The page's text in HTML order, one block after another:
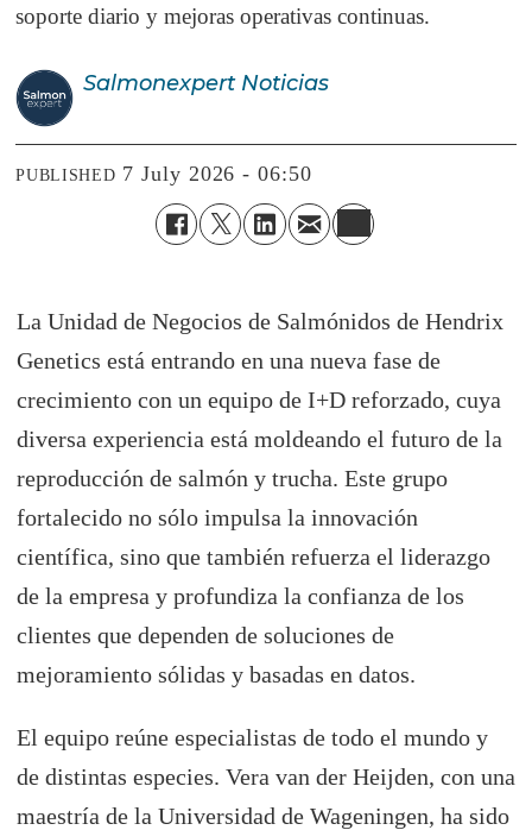
soporte diario y mejoras operativas continuas.
Salmonexpert Noticias
PUBLISHED 7 July 2026 - 06:50
La Unidad de Negocios de Salmónidos de Hendrix
Genetics está entrando en una nueva fase de
crecimiento con un equipo de I+D reforzado, cuya
diversa experiencia está moldeando el futuro de la
reproducción de salmón y trucha. Este grupo
fortalecido no sólo impulsa la innovación
científica, sino que también refuerza el liderazgo
de la empresa y profundiza la confianza de los
clientes que dependen de soluciones de
mejoramiento sólidas y basadas en datos.
El equipo reúne especialistas de todo el mundo y
de distintas especies. Vera van der Heijden, con una
maestría de la Universidad de Wageningen, ha sido